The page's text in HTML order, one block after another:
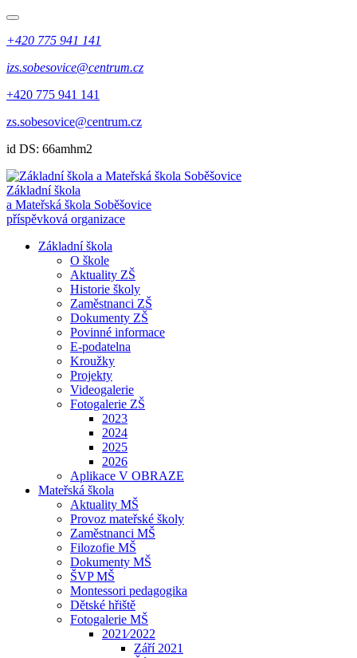
+420 775 941 141
izs.sobesovice@centrum.cz
+420 775 941 141
zs.sobesovice@centrum.cz
id DS: 66amhm2
Základní škola
a Mateřská škola Soběšovice
příspěvková organizace
Základní škola
O škole
Aktuality ZŠ
Historie školy
Zaměstnanci ZŠ
Dokumenty ZŠ
Povinné informace
E-podatelna
Kroužky
Projekty
Videogalerie
Fotogalerie ZŠ
2023
2024
2025
2026
Aplikace V OBRAZE
Mateřská škola
Aktuality MŠ
Provoz mateřské školy
Zaměstnanci MŠ
Filozofie MŠ
Dokumenty MŠ
ŠVP MŠ
Montessori pedagogika
Dětské hřiště
Fotogalerie MŠ
2021⁄2022
Září 2021